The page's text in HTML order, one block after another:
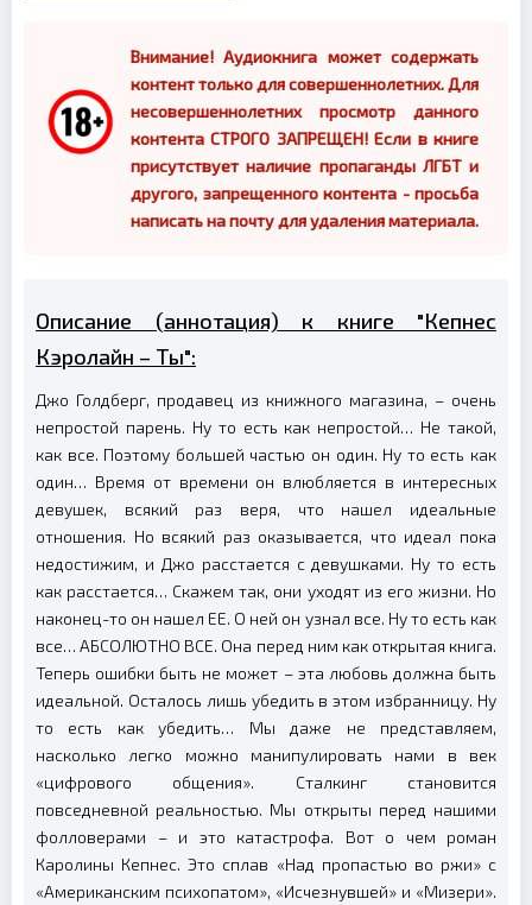
Внимание! Аудиокнига может содержать
контент только для совершеннолетних. Для
несовершеннолетних просмотр данного
контента СТРОГО ЗАПРЕЩЕН! Если в книге
присутствует наличие пропаганды ЛГБТ и
другого, запрещенного контента - просьба
написать на почту для удаления материала.
Описание (аннотация) к книге "Кепнес
Кэролайн – Ты":
Джо Голдберг, продавец из книжного магазина, – очень
непростой парень. Ну то есть как непростой… Не такой,
как все. Поэтому большей частью он один. Ну то есть как
один… Время от времени он влюбляется в интересных
девушек, всякий раз веря, что нашел идеальные
отношения. Но всякий раз оказывается, что идеал пока
недостижим, и Джо расстается с девушками. Ну то есть
как расстается… Скажем так, они уходят из его жизни. Но
наконец-то он нашел ЕЕ. О ней он узнал все. Ну то есть как
все… АБСОЛЮТНО ВСЕ. Она перед ним как открытая книга.
Теперь ошибки быть не может – эта любовь должна быть
идеальной. Осталось лишь убедить в этом избранницу. Ну
то есть как убедить… Мы даже не представляем,
насколько легко можно манипулировать нами в век
«цифрового общения». Сталкинг становится
повседневной реальностью. Мы открыты перед нашими
фолловерами – и это катастрофа. Вот о чем роман
Каролины Кепнес. Это сплав «Над пропастью во ржи» с
«Американским психопатом», «Исчезнувшей» и «Мизери».